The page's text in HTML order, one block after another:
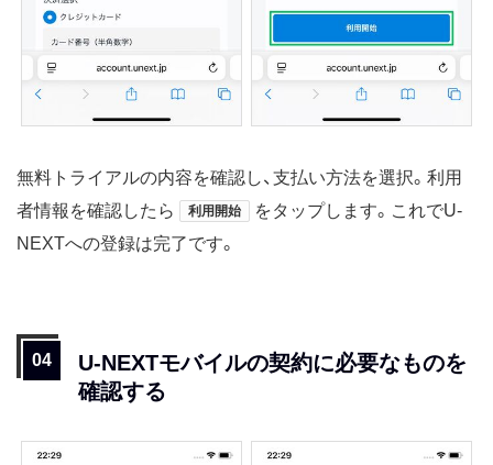
無料トライアルの内容を確認し、支払い方法を選択。利用
者情報を確認したら
利用開始
をタップします。これでU-
NEXTへの登録は完了です。
U-NEXTモバイルの契約に必要なものを
確認する